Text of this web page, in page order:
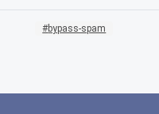
bypass-spam